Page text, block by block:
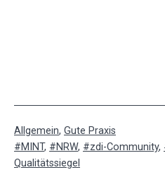
Kategorisiert
als
Allgemein, Gute Praxis
Verschlagwortet
mit
MINT, NRW, zdi-Community,
Qualitätssiegel